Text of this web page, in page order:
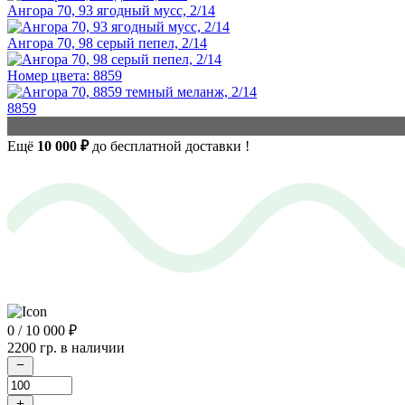
Ангора 70, 93 ягодный мусс, 2/14
Ангора 70, 98 серый пепел, 2/14
Номер цвета: 8859
8859
Ещё 10 000 ₽до бесплатной доставки !
0 / 10 000 ₽
2200 гр. в наличии
Количество
товара